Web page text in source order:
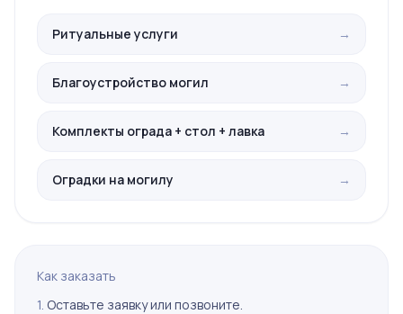
Ритуальные услуги →
Благоустройство могил →
Комплекты ограда + стол + лавка →
Оградки на могилу →
Как заказать
1. Оставьте заявку или позвоните.